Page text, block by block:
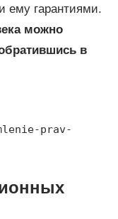
ему гарантиями.
можно
в
prav-